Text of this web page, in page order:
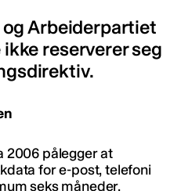
Arbeiderpartiet
reserverer seg
2006 pålegger at
for e-post, telefoni
seks måneder,